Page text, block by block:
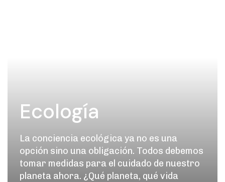
Ecología
La conciencia ecológica ya no es una
opción sino una obligación. Todos debemos
tomar medidas para el cuidado de nuestro
planeta ahora. ¿Qué planeta, qué vida